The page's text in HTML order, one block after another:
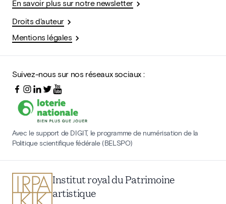
En savoir plus sur notre newsletter
Droits d'auteur
Mentions légales
Suivez-nous sur nos réseaux sociaux :
Avec le support de DIGIT, le programme de numérisation de la
Politique scientifique fédérale (BELSPO)
Institut royal du Patrimoine
artistique